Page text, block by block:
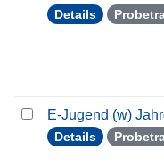
Details
E-Jugend (w)
Details